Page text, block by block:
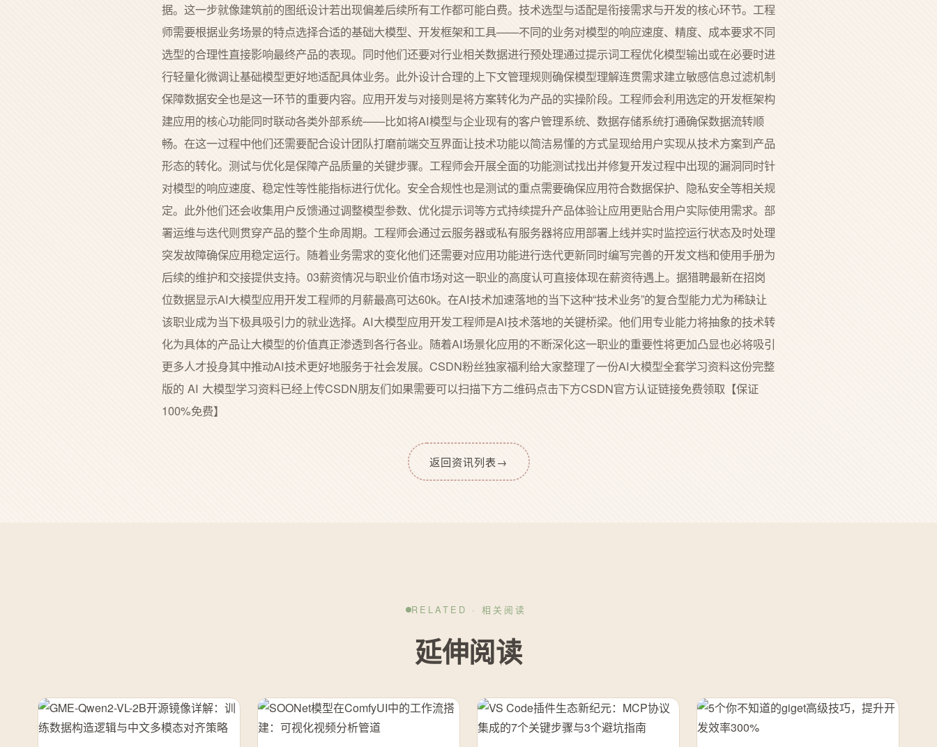
据。这一步就像建筑前的图纸设计若出现偏差后续所有工作都可能白费。技术选型与适配是衔接需求与开发的核心环节。工程
师需要根据业务场景的特点选择合适的基础大模型、开发框架和工具——不同的业务对模型的响应速度、精度、成本要求不同
选型的合理性直接影响最终产品的表现。同时他们还要对行业相关数据进行预处理通过提示词工程优化模型输出或在必要时进
行轻量化微调让基础模型更好地适配具体业务。此外设计合理的上下文管理规则确保模型理解连贯需求建立敏感信息过滤机制
保障数据安全也是这一环节的重要内容。应用开发与对接则是将方案转化为产品的实操阶段。工程师会利用选定的开发框架构
建应用的核心功能同时联动各类外部系统——比如将AI模型与企业现有的客户管理系统、数据存储系统打通确保数据流转顺
畅。在这一过程中他们还需要配合设计团队打磨前端交互界面让技术功能以简洁易懂的方式呈现给用户实现从技术方案到产品
形态的转化。测试与优化是保障产品质量的关键步骤。工程师会开展全面的功能测试找出并修复开发过程中出现的漏洞同时针
对模型的响应速度、稳定性等性能指标进行优化。安全合规性也是测试的重点需要确保应用符合数据保护、隐私安全等相关规
定。此外他们还会收集用户反馈通过调整模型参数、优化提示词等方式持续提升产品体验让应用更贴合用户实际使用需求。部
署运维与迭代则贯穿产品的整个生命周期。工程师会通过云服务器或私有服务器将应用部署上线并实时监控运行状态及时处理
突发故障确保应用稳定运行。随着业务需求的变化他们还需要对应用功能进行迭代更新同时编写完善的开发文档和使用手册为
后续的维护和交接提供支持。03薪资情况与职业价值市场对这一职业的高度认可直接体现在薪资待遇上。据猎聘最新在招岗
位数据显示AI大模型应用开发工程师的月薪最高可达60k。在AI技术加速落地的当下这种“技术业务”的复合型能力尤为稀缺让
该职业成为当下极具吸引力的就业选择。AI大模型应用开发工程师是AI技术落地的关键桥梁。他们用专业能力将抽象的技术转
化为具体的产品让大模型的价值真正渗透到各行各业。随着AI场景化应用的不断深化这一职业的重要性将更加凸显也必将吸引
更多人才投身其中推动AI技术更好地服务于社会发展。CSDN粉丝独家福利给大家整理了一份AI大模型全套学习资料这份完整
版的 AI 大模型学习资料已经上传CSDN朋友们如果需要可以扫描下方二维码点击下方CSDN官方认证链接免费领取【保证
100%免费】
返回资讯列表→
RELATED · 相关阅读
延伸阅读